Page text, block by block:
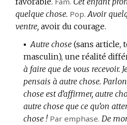
quelque chose. Pop. Avoir
ventre, avoir du courage.
▪ Autre chose(sans article,
masculin), une réalité
à faire que de vous recevoir.
pensais à autre chose.
chose est d’affirmer, autre
autre chose que ce qu’on
chose ! Par emphase. De